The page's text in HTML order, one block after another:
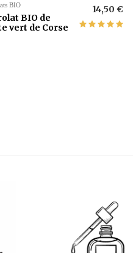
BIO
BIO de
vert de Corse
14,50 €